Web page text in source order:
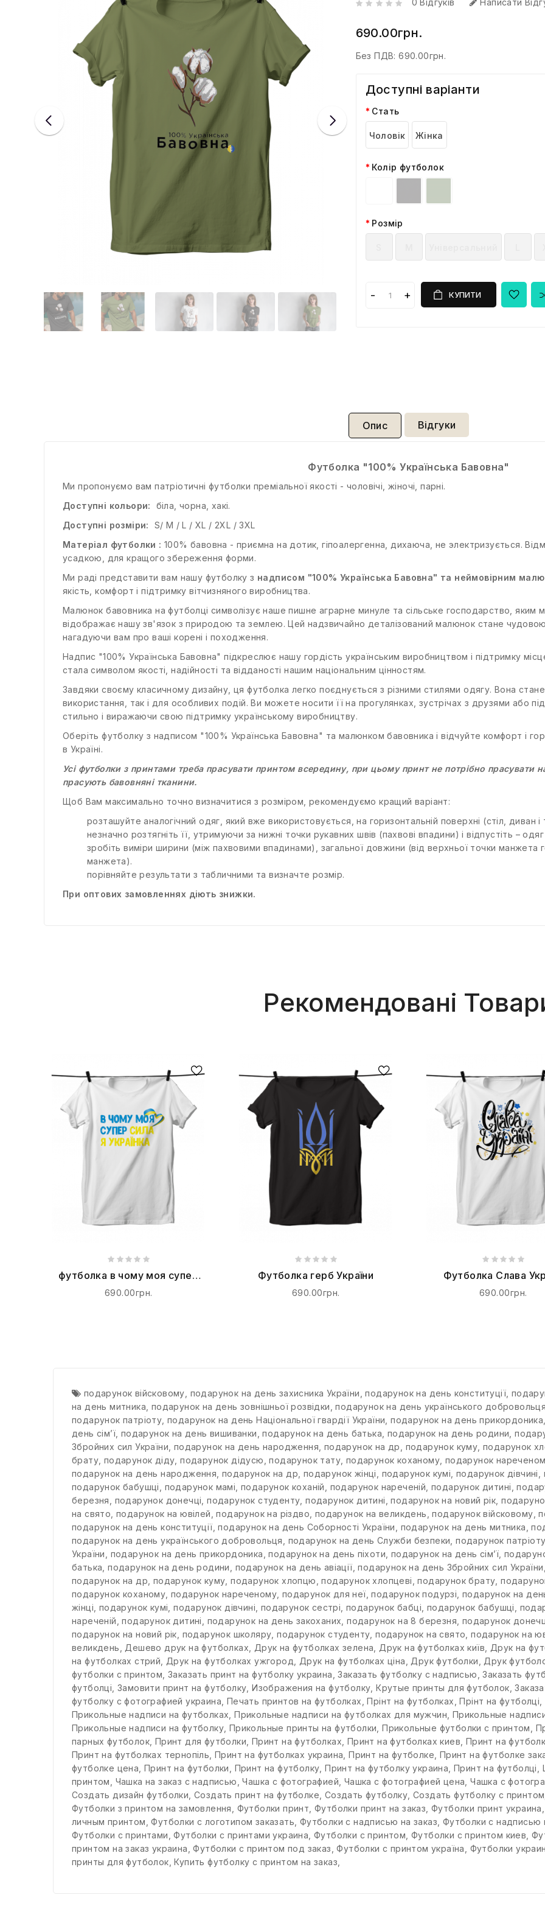
0 Відгуків Написати
690.00грн.
Без ПДВ:690.00грн.
Доступні варіанти
Стать
Чоловік Жінка
Колір футболок
Розмір
КУПИТИ
Опис Відгуки
Футболка "100% Українська Бавовна"
Ми пропонуємо вам патріотичні футболки преміальної якості - чоловічі, жіночі, парні.
Доступні кольори:
біла, чорна, хакі.
Доступні розміри:
S/ M / L / XL / 2XL / 3XL
Матеріал футболки : 100% бавовна - приємна на дотик, гіпоалергенна, дихаюча, не электризується.
усадкою, для кращого збереження форми.
Ми раді представити вам нашу футболку з надписом "100% Українська Бавовна" та неймовірним
якість, комфорт і підтримку вітчизняного виробництва.
Малюнок бавовника на футболці символізує наше пишне аграрне минуле та сільське господарство, яким
відображає нашу зв'язок з природою та землею. Цей надзвичайно деталізований малюнок стане
нагадуючи вам про ваші корені і походження.
Надпис "100% Українська Бавовна" підкреслює нашу гордість українським виробництвом і підтримку
стала символом якості, надійності та відданості нашим національним цінностям.
Завдяки своєму класичному дизайну, ця футболка легко поєднується з різними стилями одягу. Вона
використання, так і для особливих подій. Ви можете носити її на прогулянках, зустрічах з друзями або
стильно і виражаючи свою підтримку українському виробництву.
Оберіть футболку з надписом "100% Українська Бавовна" та малюнком бавовника і відчуйте комфорт і
в Україні.
Усі футболки з принтами треба прасувати принтом всередину, при цьому принт не потрібно прасувати
прасують бавовняні тканини.
Щоб Вам максимально точно визначитися з розміром, рекомендуємо кращий варіант:
розташуйте аналогічний одяг, який вже використовується, на горизонтальній поверхні (стіл, диван і
незначно розтягніть її, утримуючи за нижні точки рукавних швів (пахвові впадини) і відпустіть –
зробіть виміри ширини (між пахвовими впадинами), загальної довжини (від верхньої точки манжета
манжета).
порівняйте результати з табличними та визначте розмір.
При оптових замовленнях діють знижки.
Рекомендовані
футболка в чому моя супер
сила я Українка
690.00грн.
Футболка герб України
690.00грн.
Футболка Слава
690.00грн.
подарунок війсковому подарунок на день захисника України ,подарунок на день конституції
на день митника подарунок на день зовнішньої розвідки ,подарунок на день українського добровольця
подарунок патріоту ,подарунок на день Національної гвардії України ,подарунок на день прикордоника
день сім’ї подарунок на день вишиванки ,подарунок на день батька подарунок на день родини ,
Збройних сил України подарунок на день народження подарунок на др подарунок куму ,подарунок
брату подарунок діду ,подарунок дідусю ,подарунок тату подарунок коханому подарунок
подарунок на день народження ,подарунок на др подарунок жінці подарунок кумі ,подарунок дівчині
подарунок бабушці
подарунок мамі ,подарунок коханій подарунок нареченій ,подарунок дитині ,
березня
подарунок донечці ,подарунок студенту ,подарунок дитині ,подарунок на новий рік ,
на свято ,подарунок на ювілей ,подарунок на різдво подарунок на великдень ,подарунок війсковому ,
подарунок на день конституції ,подарунок на день Соборності України подарунок на день митника ,
подарунок на день українського добровольця
подарунок на день Служби безпеки ,подарунок патріоту
України
подарунок на день прикордоника ,подарунок на день піхоти подарунок на день сім’ї
батька ,подарунок на день родини подарунок на день авіації ,подарунок на день Збройних сил України
подарунок на др подарунок куму ,подарунок хлопцю ,подарунок хлопцеві ,подарунок брату ,
подарунок коханому ,подарунок нареченому подарунок для неї ,подарунок подурзі ,подарунок на
жінці подарунок кумі ,подарунок дівчині подарунок сестрі ,подарунок бабці подарунок бабушці
нареченій ,подарунок дитині подарунок на день закоханих ,подарунок на 8 березня подарунок
подарунок на новий рік подарунок школяру ,подарунок студенту ,подарунок на свято ,подарунок на
великдень
Дешево друк на футболках Друк на футболках зелена Друк на футболках київ Друк на
на футболках стрий
Друк на футболках ужгород Друк на футболках ціна Друк футболки Друк
футболки с принтом ,Заказать принт на футболку украина ,Заказать футболку с надписью ,Заказать
футболці ,Замовити принт на футболку ,Изображения на футболку ,Крутые принты для футболок ,
футболку с фотографией украина Печать принтов на футболках ,Прінт на футболках ,Прінт на футболці ,
Прикольные надписи на футболках ,Прикольные надписи на футболках для мужчин Прикольные
Прикольные надписи на футболку Прикольные принты на футболки ,Прикольные футболки с принтом
парных футболок Принт для футболки Принт на футболках Принт на футболках киев Принт на
Принт на футболках тернопіль ,Принт на футболках украина ,Принт на футболке Принт на футболке
футболке цена ,Принт на футболки Принт на футболку ,Принт на футболку украина ,Принт на футболці
принтом
Чашка на заказ с надписью ,Чашка с фотографией Чашка с фотографией цена ,Чашка с
Создать дизайн футболки ,Создать принт на футболке Создать футболку ,Создать футболку с принтом
Футболки з принтом на замовлення
Футболки принт ,Футболки принт на заказ ,Футболки принт украина
личным принтом ,Футболки с логотипом заказать Футболки с надписью на заказ Футболки с надписью
Футболки с принтами ,Футболки с принтами украина ,Футболки с принтом ,Футболки с принтом киев ,
принтом на заказ украина ,Футболки с принтом под заказ ,Футболки с принтом україна Футболки
принты для футболок ,Купить футболку с принтом на заказ